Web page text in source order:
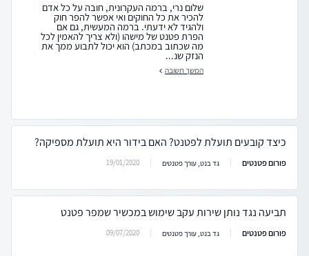
שלום נרי, ברמה העקרונית, חובה על כל אדם
להכיר את כל החוקים ואי אפשר להפר חוק
ולהגיד לא ידעתי. ברמה המעשית, גם אם
הפרת פטנט של מישהו (ולא צריך להאמין לכל
מה שכתוב במכתב) הוא יכול לתבוע ממך את
הנזק שנ...
המשך תשובה
כיצד קובעים תועלת לפטנט? האם בידור היא תועלת מספיקה?
פורום פטנטים גד בנט, עורך פטנטים 19/01/2020
תביעה נגד נותן שירות עקב שימוש במכשיר שמפר פטנט
פורום פטנטים גד בנט, עורך פטנטים 09/07/2020